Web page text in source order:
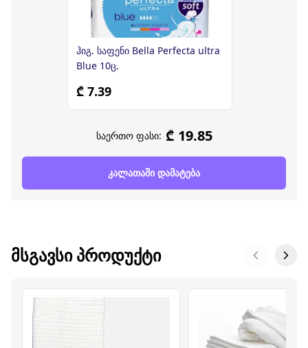
ჰიგ. საფენი Bella Perfecta ultra
Blue 10ც.
₾ 7.39
საერთო ფასი: ₾ 19.85
კალათაში დამატება
ᲛᲡᲒᲐᲕᲡᲘ ᲞᲠᲝᲓᲣᲥᲢᲘ